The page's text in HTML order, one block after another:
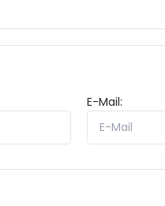
E-Mail: